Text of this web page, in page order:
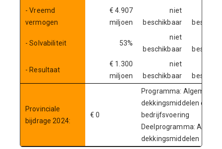
- Vreemd
vermogen
€ 4.907
miljoen
niet
beschikbaar
- Solvabiliteit 53%
niet
beschikbaar
- Resultaat
€ 1.300
miljoen
niet
beschikbaar
Provinciale
bijdrage 2024:
€ 0
Programma: Algemene
dekkingsmiddelen en
bedrijfsvoering
Deelprogramma:
dekkingsmiddelen